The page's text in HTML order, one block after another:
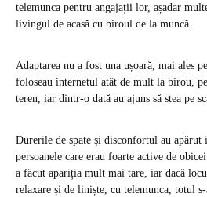
telemunca pentru angajații lor, așadar
livingul de acasă cu biroul de la muncă.
Adaptarea nu a fost una ușoară, mai ales
foloseau internetul atât de mult la birou,
teren, iar dintr-o dată au ajuns să stea pe
Durerile de spate și disconfortul au
persoanele care erau foarte active de
a făcut apariția mult mai tare, iar dacă
relaxare și de liniște, cu telemunca, totul